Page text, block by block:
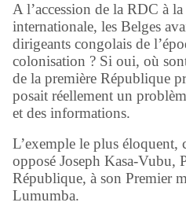
A l’accession de la RDC à
internationale, les Belges
dirigeants congolais de
colonisation ? Si oui, où
de la première République
posait réellement un
et des informations.
L’exemple le plus éloquent,
opposé Joseph Kasa-Vubu,
République, à son Premier
Lumumba.